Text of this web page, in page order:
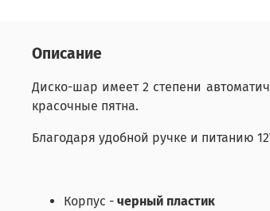
Описание
Диско-шар имеет 2 степени
красочные пятна.
Благодаря удобной ручке и питанию
Корпус - черный пластик